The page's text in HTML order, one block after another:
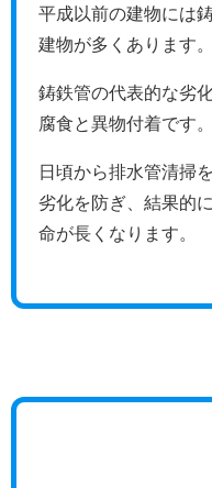
平成以前の建物には
建物が多くあります。
鋳鉄管の代表的な劣
腐食と異物付着です。
日頃から排水管清掃
劣化を防ぎ、結果的
命が長くなります。